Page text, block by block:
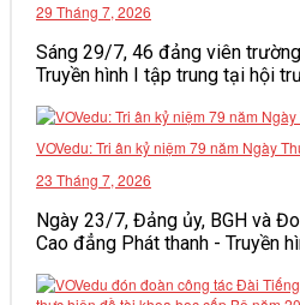
29 Tháng 7, 2026
Sáng 29/7, 46 đảng viên
Truyền hình I tập trung tại hội
VOVedu: Tri ân kỷ niệm 79 năm Ngày
23 Tháng 7, 2026
Ngày 23/7, Đảng ủy, BGH và
Cao đẳng Phát thanh - Truyền